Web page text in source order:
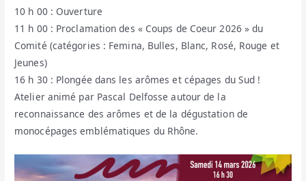
10 h 00 : Ouverture
11 h 00 : Proclamation des « Coups de Coeur 2026 » du
Comité (catégories : Femina, Bulles, Blanc, Rosé, Rouge et
Jeunes)
16 h 30 : Plongée dans les arômes et cépages du Sud !
Atelier animé par Pascal Delfosse autour de la
reconnaissance des arômes et de la dégustation de
monocépages emblématiques du Rhône.